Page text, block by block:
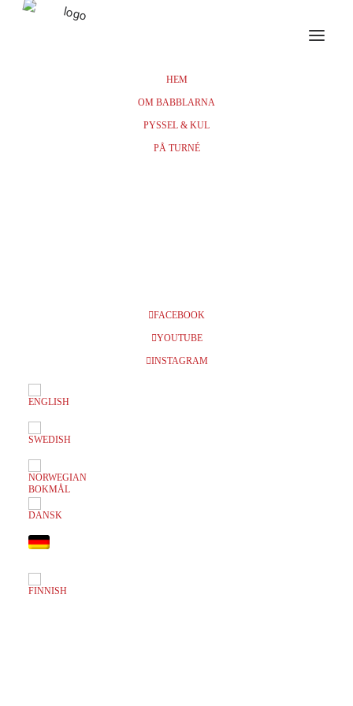
HEM
OM BABBLARNA
PYSSEL & KUL
PÅ TURNÉ
FACEBOOK
YOUTUBE
INSTAGRAM
Events at this location
EVENTS AT THIS LOCATION
Inga föreställningar inplanerade